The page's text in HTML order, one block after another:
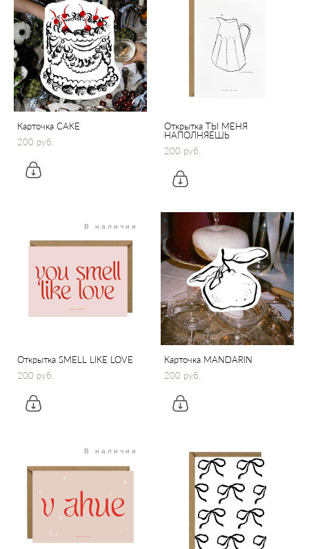
Карточка CAKE
200 pуб.
Открытка ТЫ МЕНЯ
НАПОЛНЯЕШЬ
200 pуб.
В наличии
Открытка SMELL LIKE LOVE
200 pуб.
Карточка MANDARIN
200 pуб.
В наличии